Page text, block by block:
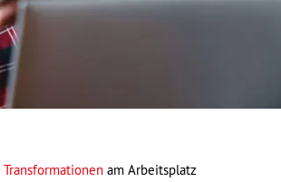
Transformationenam Arbeitsplatz